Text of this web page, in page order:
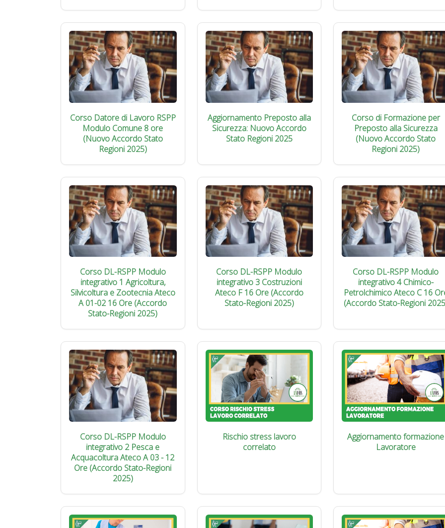
Corso Datore di Lavoro RSPP
Modulo Comune 8 ore
(Nuovo Accordo Stato
Regioni 2025)
Aggiornamento Preposto alla
Sicurezza: Nuovo Accordo
Stato Regioni 2025
Corso di Formazione per
Preposto alla Sicurezza
(Nuovo Accordo Stato
Regioni 2025)
Corso DL-RSPP Modulo
integrativo 1 Agricoltura,
Silvicoltura e Zootecnia Ateco
A 01-02 16 Ore (Accordo
Stato-Regioni 2025)
Corso DL-RSPP Modulo
integrativo 3 Costruzioni
Ateco F 16 Ore (Accordo
Stato-Regioni 2025)
Corso DL-RSPP Modulo
integrativo 4 Chimico-
Petrolchimico Ateco C 16
(Accordo Stato-Regioni
Corso DL-RSPP Modulo
integrativo 2 Pesca e
Acquacoltura Ateco A 03 - 12
Ore (Accordo Stato-Regioni
2025)
Rischio stress lavoro
correlato
Aggiornamento formazione
Lavoratore